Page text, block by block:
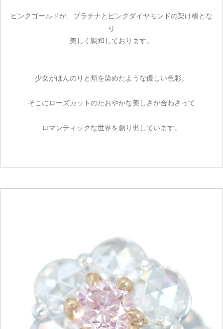
ピンクゴールドが、プラチナとピンクダイヤモンドの架け橋とな
り
美しく調和しております。
少女がほんのりと頬を染めたような優しい色彩。
そこにローズカットのたおやかな美しさが合わさって
ロマンティックな世界を創り出しています。